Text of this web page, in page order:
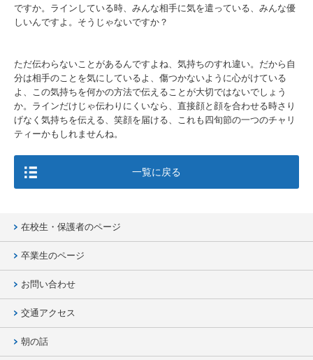
ですか。ラインしている時、みんな相手に気を遣っている、みんな優
しいんですよ。そうじゃないですか？
ただ伝わらないことがあるんですよね、気持ちのすれ違い。だから自
分は相手のことを気にしているよ、傷つかないように心がけている
よ、この気持ちを何かの方法で伝えることが大切ではないでしょう
か。ラインだけじゃ伝わりにくいなら、直接顔と顔を合わせる時さり
げなく気持ちを伝える、笑顔を届ける、これも四旬節の一つのチャリ
ティーかもしれませんね。
一覧に戻る
在校生・保護者のページ
卒業生のページ
お問い合わせ
交通アクセス
朝の話